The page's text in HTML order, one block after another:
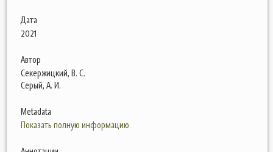
Дата
2021
Автор
Секержицкий, В. С.
Серый, А. И.
Metadata
Показать полную информацию